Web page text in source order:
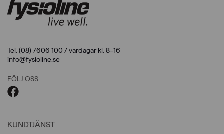
Tel. (08) 7606 100 / vardagar kl. 8–16
info@fysioline.se
FÖLJ OSS
KUNDTJÄNST